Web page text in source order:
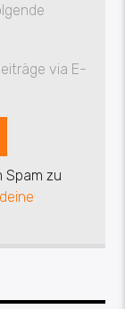
via E-
Spam zu